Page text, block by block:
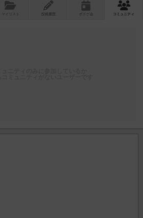
マイリスト 投稿履歴 ボ ドゲ コミュニティ